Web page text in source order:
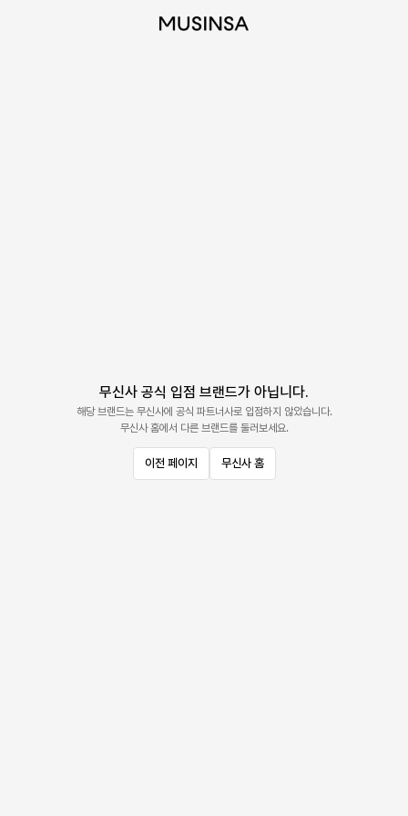
무신사 공식 입점 브랜드가 아닙니다.
해당 브랜드는 무신사에 공식 파트너사로 입점하지 않았습니다.
무신사 홈에서 다른 브랜드를 둘러보세요.
이전 페이지 무신사 홈